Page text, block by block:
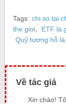
Tags: chi so tai
the gioi
ETF là
Quỹ tương hỗ
Về tác giả
Xin chào!